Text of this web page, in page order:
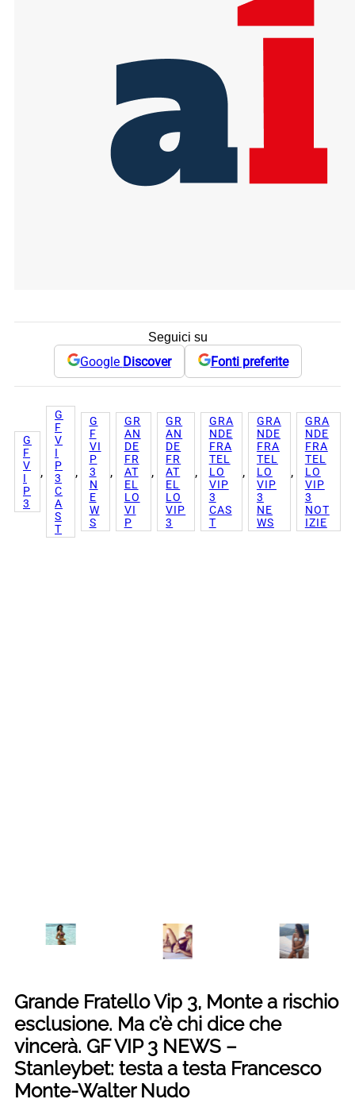
Seguici su
Google Discover Fonti preferite
G
F
V
I
P
3
,
G
F
V
I
P
3
C
A
S
T
,
G
F
VI
P
3
N
E
W
S
,
GR
AN
DE
FR
AT
EL
LO
VI
P
,
GR
AN
DE
FR
AT
EL
LO
VIP
3
,
GRA
NDE
FRA
TEL
LO
VIP
3
CAS
T
,
GRA
NDE
FRA
TEL
LO
VIP
3
NE
WS
,
GRA
NDE
FRA
TEL
LO
VIP
3
NOT
IZIE
Grande Fratello Vip 3, Monte a rischio
esclusione. Ma c’è chi dice che
vincerà. GF VIP 3 NEWS –
Stanleybet: testa a testa Francesco
Monte-Walter Nudo